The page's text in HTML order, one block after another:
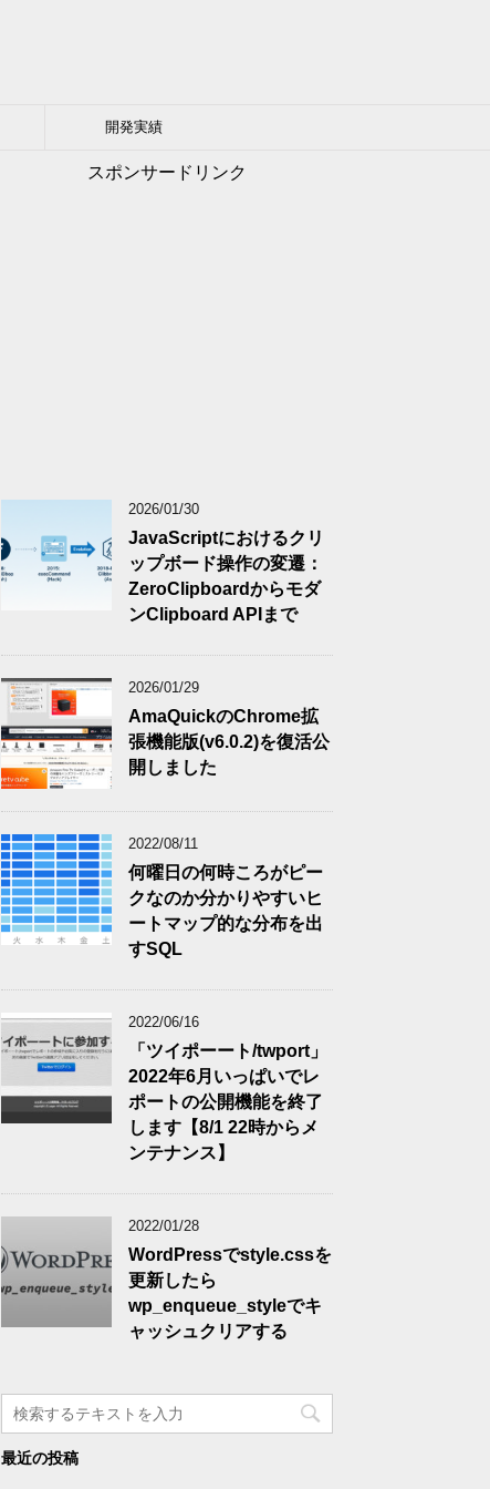
開発実績
スポンサードリンク
2026/01/30
JavaScriptにおけるクリ
ップボード操作の変遷：
ZeroClipboardからモダ
ンClipboard APIまで
2026/01/29
AmaQuickのChrome拡
張機能版(v6.0.2)を復活公
開しました
2022/08/11
何曜日の何時ころがピー
クなのか分かりやすいヒ
ートマップ的な分布を出
すSQL
2022/06/16
「ツイポーート/twport」
2022年6月いっぱいでレ
ポートの公開機能を終了
します【8/1 22時からメ
ンテナンス】
2022/01/28
WordPressでstyle.cssを
更新したら
wp_enqueue_styleでキ
ャッシュクリアする
最近の投稿